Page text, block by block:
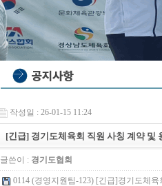
작성일 : 26-01-15 11:24
[긴급] 경기도체육회 직원 사칭 계약 및
글쓴이 : 경기도협회
0114 (경영지원팀-123) [긴급]경기도체